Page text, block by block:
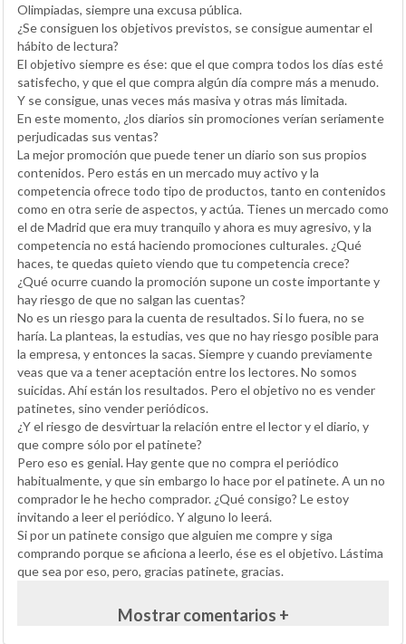
Olimpiadas, siempre una excusa pública.
¿Se consiguen los objetivos previstos, se consigue aumentar el
hábito de lectura?
El objetivo siempre es ése: que el que compra todos los días esté
satisfecho, y que el que compra algún día compre más a menudo.
Y se consigue, unas veces más masiva y otras más limitada.
En este momento, ¿los diarios sin promociones verían seriamente
perjudicadas sus ventas?
La mejor promoción que puede tener un diario son sus propios
contenidos. Pero estás en un mercado muy activo y la
competencia ofrece todo tipo de productos, tanto en contenidos
como en otra serie de aspectos, y actúa. Tienes un mercado como
el de Madrid que era muy tranquilo y ahora es muy agresivo, y la
competencia no está haciendo promociones culturales. ¿Qué
haces, te quedas quieto viendo que tu competencia crece?
¿Qué ocurre cuando la promoción supone un coste importante y
hay riesgo de que no salgan las cuentas?
No es un riesgo para la cuenta de resultados. Si lo fuera, no se
haría. La planteas, la estudias, ves que no hay riesgo posible para
la empresa, y entonces la sacas. Siempre y cuando previamente
veas que va a tener aceptación entre los lectores. No somos
suicidas. Ahí están los resultados. Pero el objetivo no es vender
patinetes, sino vender periódicos.
¿Y el riesgo de desvirtuar la relación entre el lector y el diario, y
que compre sólo por el patinete?
Pero eso es genial. Hay gente que no compra el periódico
habitualmente, y que sin embargo lo hace por el patinete. A un no
comprador le he hecho comprador. ¿Qué consigo? Le estoy
invitando a leer el periódico. Y alguno lo leerá.
Si por un patinete consigo que alguien me compre y siga
comprando porque se aficiona a leerlo, ése es el objetivo. Lástima
que sea por eso, pero, gracias patinete, gracias.
Mostrar comentarios +